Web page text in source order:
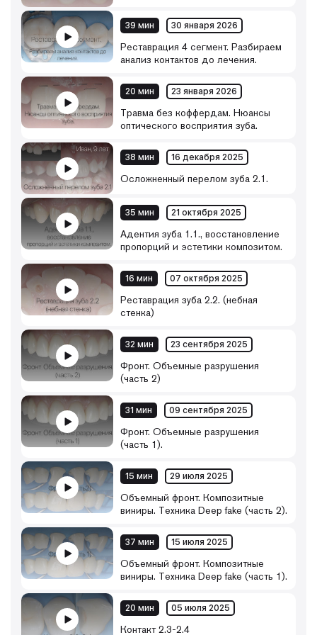
39 мин 30 января 2026
Реставрация 4 сегмент. Разбираем
анализ контактов до лечения.
20 мин 23 января 2026
Травма без коффердам. Нюансы
оптического восприятия зуба.
38 мин 16 декабря 2025
Осложненный перелом зуба 2.1.
35 мин 21 октября 2025
Адентия зуба 1.1., восстановление
пропорций и эстетики композитом.
16 мин 07 октября 2025
Реставрация зуба 2.2. (небная
стенка)
32 мин 23 сентября 2025
Фронт. Объемные разрушения
(часть 2)
31 мин 09 сентября 2025
Фронт. Объемные разрушения
(часть 1).
15 мин 29 июля 2025
Объемный фронт. Композитные
виниры. Техника Deep fake (часть 2).
37 мин 15 июля 2025
Объемный фронт. Композитные
виниры. Техника Deep fake (часть 1).
20 мин 05 июля 2025
Контакт 2.3-2.4